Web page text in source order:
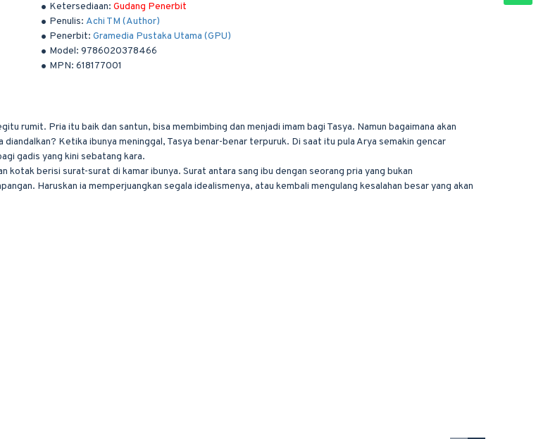
Ketersediaan: Gudang Penerbit
Penulis: Achi TM (Author)
Penerbit: Gramedia Pustaka Utama (GPU)
Model: 9786020378466
MPN: 618177001
rumit. Pria itu baik dan santun, bisa membimbing dan menjadi imam bagi Tasya. Namun bagaimana akan
Ketika ibunya meninggal, Tasya benar-benar terpuruk. Di saat itu pula Arya semakin gencar
gadis yang kini sebatang kara.
kotak berisi surat-surat di kamar ibunya. Surat antara sang ibu dengan seorang pria yang bukan
Haruskan ia memperjuangkan segala idealismenya, atau kembali mengulang kesalahan besar yang akan